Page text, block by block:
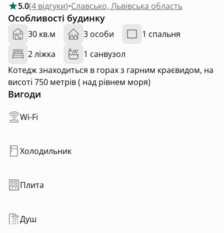
5.0(4 відгуки)•Славсько, Львівська область
Особливості будинку
30 кв.м 3 особи
1 спальня
2 ліжка
1 санвузол
Котедж знаходиться в горах з гарним краєвидом, на
висоті 750 метрів ( над рівнем моря)
Вигоди
Wi-Fi
Холодильник
Плита
Душ